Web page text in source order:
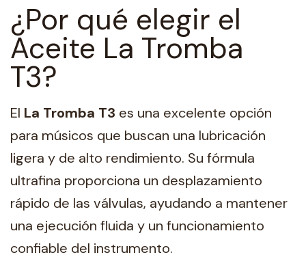
¿Por qué elegir el
Aceite La Tromba
T3?
El La Tromba T3 es una excelente opción
para músicos que buscan una lubricación
ligera y de alto rendimiento. Su fórmula
ultrafina proporciona un desplazamiento
rápido de las válvulas, ayudando a mantener
una ejecución fluida y un funcionamiento
confiable del instrumento.